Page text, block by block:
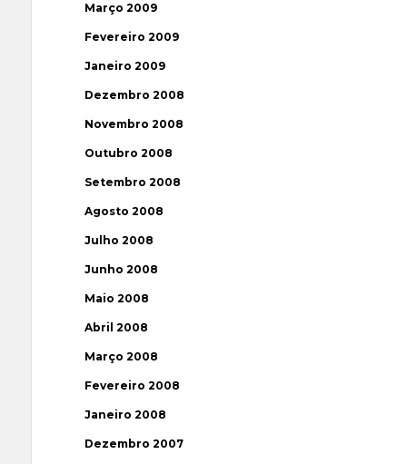
Março 2009
Fevereiro 2009
Janeiro 2009
Dezembro 2008
Novembro 2008
Outubro 2008
Setembro 2008
Agosto 2008
Julho 2008
Junho 2008
Maio 2008
Abril 2008
Março 2008
Fevereiro 2008
Janeiro 2008
Dezembro 2007